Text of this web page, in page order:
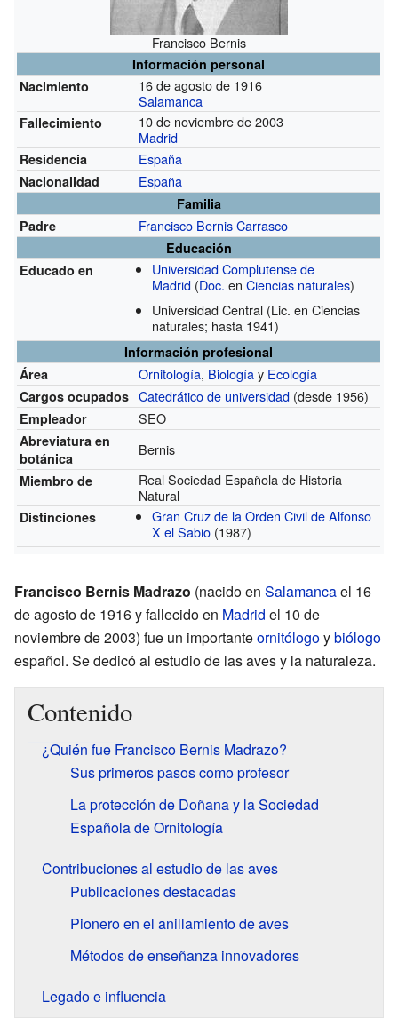
Francisco Bernis
Información personal
Nacimiento
16 de agosto de 1916
Salamanca
Fallecimiento
10 de noviembre de 2003
Madrid
Residencia España
Nacionalidad España
Familia
Padre
Francisco Bernis Carrasco
Educación
Educado en
Universidad Complutense de
Madrid (Doc. en Ciencias naturales)
Universidad Central (Lic. en Ciencias
naturales; hasta 1941)
Información profesional
Área
Ornitología, Biologíay Ecología
Cargos ocupados Catedrático de universidad (desde 1956)
Empleador SEO
Abreviatura en
botánica
Bernis
Miembro de
Real Sociedad Española de Historia
Natural
Distinciones
Gran Cruz de la Orden Civil de Alfonso
X el Sabio (1987)
Francisco Bernis Madrazo (nacido en Salamancael 16
de agosto de 1916 y fallecido en Madrid el 10 de
noviembre de 2003) fue un importanteornitólogoybiólogo
español. Se dedicó al estudio de las aves y la naturaleza.
Contenido
¿Quién fue Francisco Bernis Madrazo?
Sus primeros pasos como profesor
La protección de Doñana y la Sociedad
Española de Ornitología
Contribuciones al estudio de las aves
Publicaciones destacadas
Pionero en el anillamiento de aves
Métodos de enseñanza innovadores
Legado e influencia